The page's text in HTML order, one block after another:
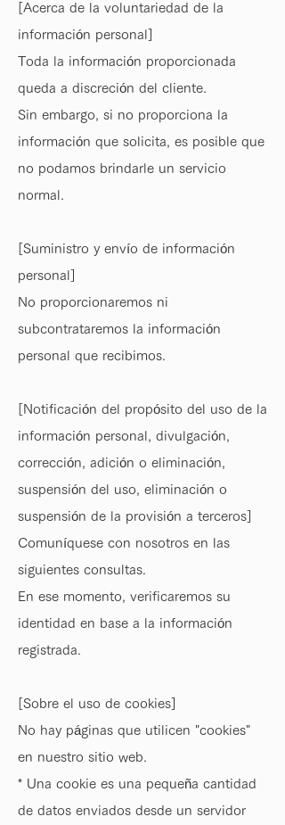
[Acerca de la voluntariedad de la
información personal]
Toda la información proporcionada
queda a discreción del cliente.
Sin embargo, si no proporciona la
información que solicita, es posible que
no podamos brindarle un servicio
normal.
[Suministro y envío de información
personal]
No proporcionaremos ni
subcontrataremos la información
personal que recibimos.
[Notificación del propósito del uso de la
información personal, divulgación,
corrección, adición o eliminación,
suspensión del uso, eliminación o
suspensión de la provisión a terceros]
Comuníquese con nosotros en las
siguientes consultas.
En ese momento, verificaremos su
identidad en base a la información
registrada.
[Sobre el uso de cookies]
No hay páginas que utilicen "cookies"
en nuestro sitio web.
* Una cookie es una pequeña cantidad
de datos enviados desde un servidor